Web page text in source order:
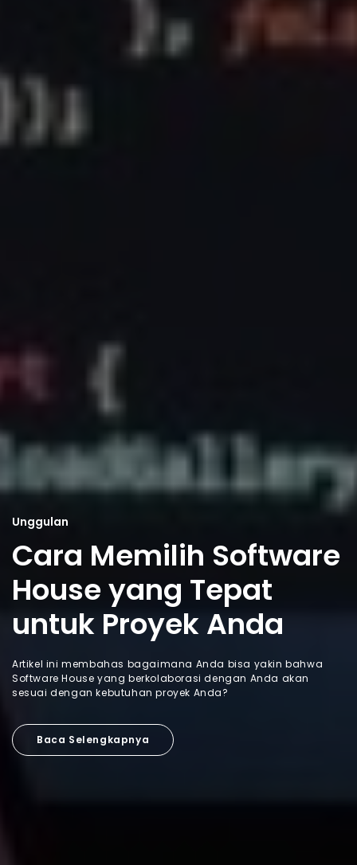
Unggulan
Cara Memilih Software
House yang Tepat
untuk Proyek Anda
Artikel ini membahas bagaimana Anda bisa yakin bahwa
Software House yang berkolaborasi dengan Anda akan
sesuai dengan kebutuhan proyek Anda?
Baca Selengkapnya